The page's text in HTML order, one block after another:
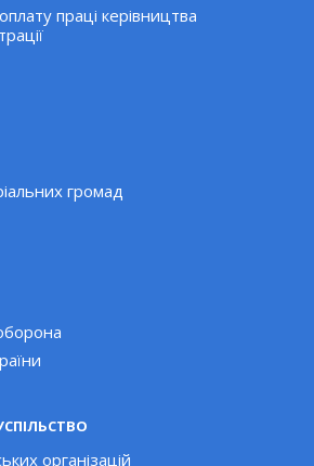
праці керівництва
громад
організацій